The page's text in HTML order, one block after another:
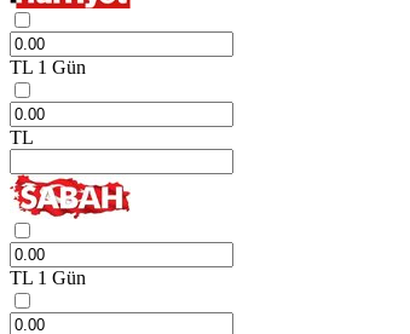
TL 1 Gün
TL
TL 1 Gün